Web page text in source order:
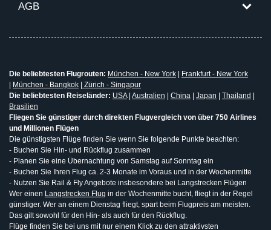
AGB
Die beliebtesten Flugrouten: München - New York
Frankfurt - New York
München - Bangkok
Zürich - Singapur
Die beliebtesten Reiseländer: USA| Australien China Japan Thailand
Brasilien
Fliegen Sie günstiger durch direkten Flugvergleich von über 750 Airlines
und Millionen Flügen
Die günstigsten Flüge finden Sie wenn Sie folgende Punkte beachten:
- Buchen Sie Hin- und Rückflug zusammen
- Planen Sie eine Übernachtung von Samstag auf Sonntag ein
- Buchen Sie Ihren Flug ca. 2-3 Monate im Voraus und in der Wochenmitte
- Nutzen Sie Rail & Fly Angebote insbesondere bei Langstrecken Flügen
Wer einen Langstrecken Flug in der Wochenmitte bucht, fliegt in der Regel
günstiger. Wer an einem Dienstag fliegt, spart beim Flugpreis am meisten.
Das gilt sowohl für den Hin- als auch für den Rückflug.
Flüge finden Sie bei uns mit nur einem Klick zu den attraktivsten